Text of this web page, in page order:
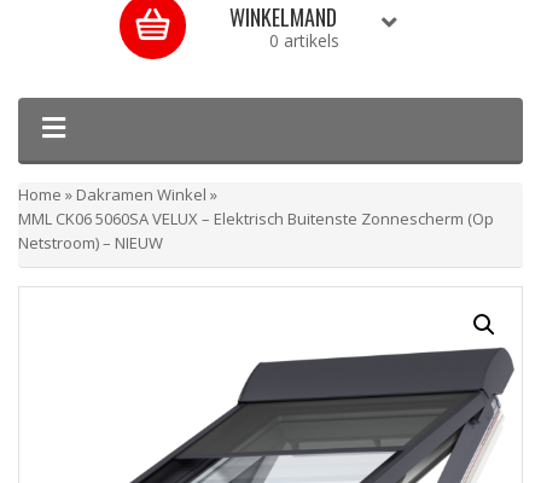
WINKELMAND
0 artikels
Home » Dakramen Winkel »
MML CK06 5060SA VELUX – Elektrisch Buitenste Zonnescherm (Op
Netstroom) – NIEUW